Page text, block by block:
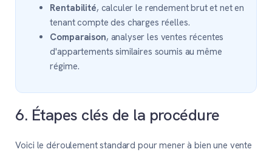
Rentabilité, calculer le rendement brut et net en
tenant compte des charges réelles.
Comparaison, analyser les ventes récentes
d'appartements similaires soumis au même
régime.
6. Étapes clés de la procédure
Voici le déroulement standard pour mener à bien une vente